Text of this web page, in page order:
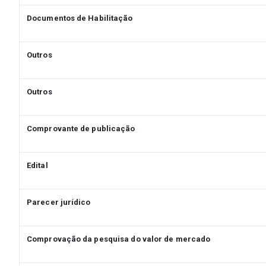
Documentos de Habilitação
Outros
Outros
Comprovante de publicação
Edital
Parecer jurídico
Comprovação da pesquisa do valor de mercado